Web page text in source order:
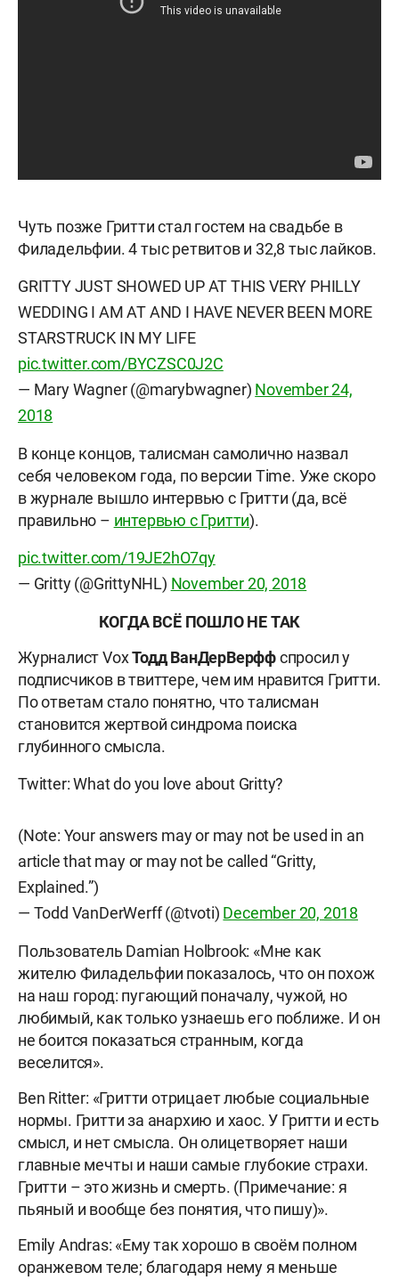
Чуть позже Гритти стал гостем на свадьбе в
Филадельфии. 4 тыс ретвитов и 32,8 тыс лайков.
GRITTY JUST SHOWED UP AT THIS VERY PHILLY
WEDDING I AM AT AND I HAVE NEVER BEEN MORE
STARSTRUCK IN MY LIFE
pic.twitter.com/BYCZSC0J2C
— Mary Wagner (@marybwagner) November 24,
2018
В конце концов, талисман самолично назвал
себя человеком года, по версии Time. Уже скоро
в журнале вышло интервью с Гритти (да, всё
правильно – интервью с Гритти).
pic.twitter.com/19JE2hO7qy
— Gritty (@GrittyNHL) November 20, 2018
КОГДА ВСЁ ПОШЛО НЕ ТАК
Журналист VoxТоддВанДерВерффспросил у
подписчиков в твиттере, чем им нравится Гритти.
По ответам стало понятно, что талисман
становится жертвой синдрома поиска
глубинного смысла.
Twitter: What do you love about Gritty?
(Note: Your answers may or may not be used in an
article that may or may not be called “Gritty,
Explained.”)
— Todd VanDerWerff (@tvoti) December 20, 2018
Пользователь Damian Holbrook: «Мне как
жителю Филадельфии показалось, что он похож
на наш город: пугающий поначалу, чужой, но
любимый, как только узнаешь его поближе. И он
не боится показаться странным, когда
веселится».
Ben Ritter: «Гритти отрицает любые социальные
нормы. Гритти за анархию и хаос. У Гритти и есть
смысл, и нет смысла. Он олицетворяет наши
главные мечты и наши самые глубокие страхи.
Гритти – это жизнь и смерть. (Примечание: я
пьяный и вообще без понятия, что пишу)».
Emily Andras: «Ему так хорошо в своём полном
оранжевом теле; благодаря нему я меньше